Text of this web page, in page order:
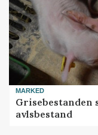
MARKED
Grisebestanden
avlsbestand